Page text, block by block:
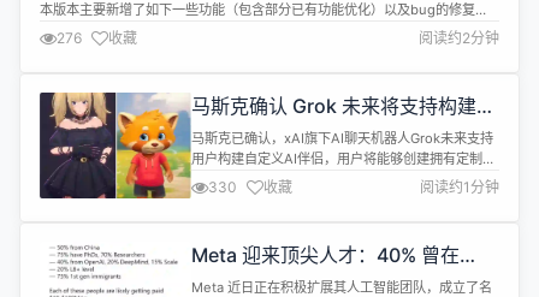
本版本主要新增了如下一些功能（包含部分已有功能优化）以及bug的修复
（详细修复bug列表可通过3.3.1 发行版查看） 新增功能如下： - 深层清理Lua
代码 - http ssl模块新增一个指令ssl_certificate_...
276 收藏 阅读约2分钟
马斯克确认 Grok 未来将支持构建自
定义 AI 伴侣
马斯克已确认，xAI旗下AI聊天机器人Grok未来支持
用户构建自定义AI伴侣，用户将能够创建拥有定制声
音、外观和个性的数字伴侣（“每一个都会是独一无
二的”）。 目前，Grok已推出基于Grok 4大模型的
“伴侣”（Companions）功能，首批上线了动漫风格
Rudy，支持动态语音互动及角色外观自定义，用户...
330 收藏 阅读约1分钟
Meta 迎来顶尖人才：40% 曾在
OpenAI 任职，薪资高达 1 亿美元
Meta 近日正在积极扩展其人工智能团队，成立了名